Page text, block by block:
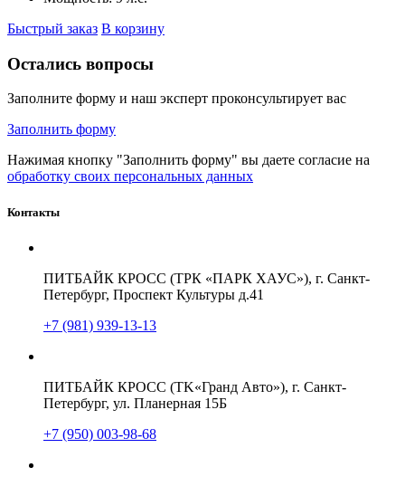
Быстрый заказ В корзину
Остались вопросы
Заполните форму и наш эксперт проконсультирует вас
Заполнить форму
Нажимая кнопку "Заполнить форму" вы даете согласие на
обработку своих персональных данных
Контакты
ПИТБАЙК КРОСС (ТРК «ПАРК ХАУС»), г. Санкт-
Петербург, Проспект Культуры д.41
+7 (981) 939-13-13
ПИТБАЙК КРОСС (TK«Гранд Авто»), г. Санкт-
Петербург, ул. Планерная 15Б
+7 (950) 003-98-68